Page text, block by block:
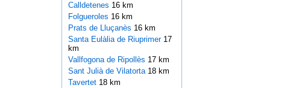
Calldetenes 16 km
Folgueroles 16 km
Prats de Lluçanès 16 km
Santa Eulàlia de Riuprimer 17
km
Vallfogona de Ripollès 17 km
Sant Julià de Vilatorta 18 km
Tavertet 18 km